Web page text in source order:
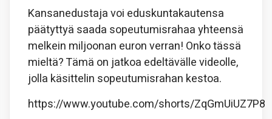
Kansanedustaja voi eduskuntakautensa
päätyttyä saada sopeutumisrahaa yhteensä
melkein miljoonan euron verran! Onko tässä
mieltä? Tämä on jatkoa edeltävälle videolle,
jolla käsittelin sopeutumisrahan kestoa.
https://www.youtube.com/shorts/ZqGmUiUZ7P8